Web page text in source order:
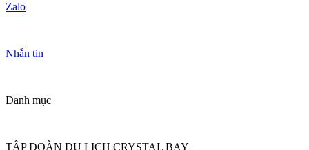
Zalo
Nhắn tin
Danh mục
TẬP ĐOÀN DU LỊCH CRYSTAL BAY